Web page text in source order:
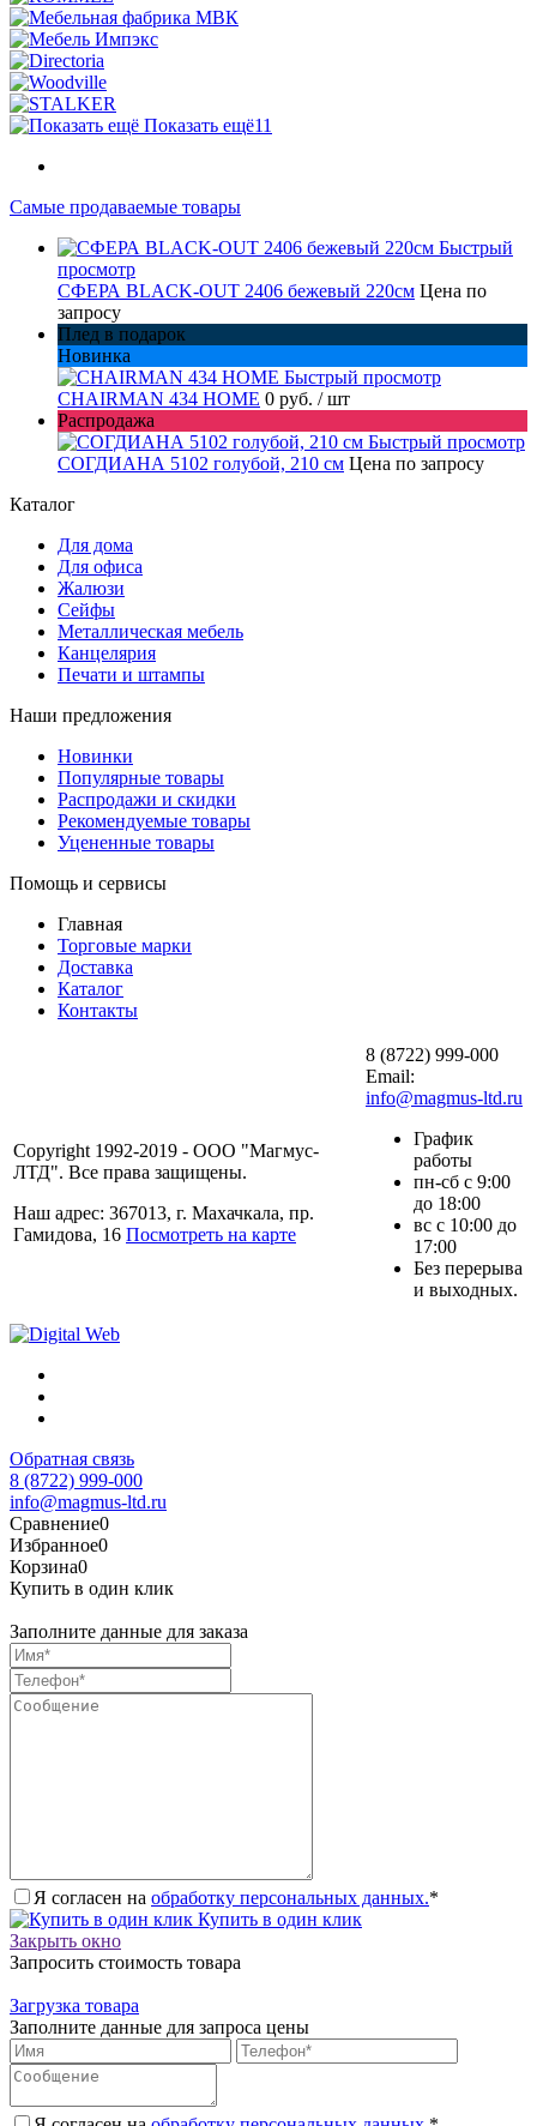
Показать ещё11
Самые продаваемые товары
Быстрый
просмотр
СФЕРА BLACK-OUT 2406 бежевый 220см Цена по
запросу
Плед в подарок
Новинка
Быстрый просмотр
CHAIRMAN 434 HOME 0 руб. / шт
Распродажа
Быстрый просмотр
СОГДИАНА 5102 голубой, 210 см Цена по запросу
Каталог
Для дома
Для офиса
Жалюзи
Сейфы
Металлическая мебель
Канцелярия
Печати и штампы
Наши предложения
Новинки
Популярные товары
Распродажи и скидки
Рекомендуемые товары
Уцененные товары
Помощь и сервисы
Главная
Торговые марки
Доставка
Каталог
Контакты
Copyright 1992-2019 - ООО "Магмус-
ЛТД". Все права защищены.
Наш адрес: 367013, г. Махачкала, пр.
Гамидова, 16 Посмотреть на карте
8 (8722) 999-000
Email:
info@magmus-ltd.ru
График
работы
пн-сб с 9:00
до 18:00
вс с 10:00 до
17:00
Без перерыва
и выходных.
Обратная связь
8 (8722) 999-000
info@magmus-ltd.ru
Сравнение0
Избранное0
Корзина0
Купить в один клик
Заполните данные для заказа
Я согласен на обработку персональных данных.*
Купить в один клик
Закрыть окно
Запросить стоимость товара
Загрузка товара
Заполните данные для запроса цены